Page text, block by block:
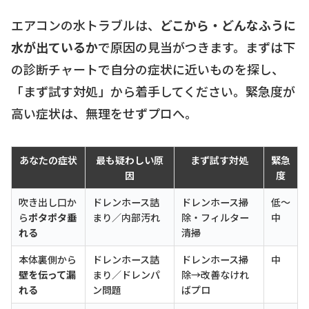
エアコンの水トラブルは、 どこから・どんなふうに
水が出ているかで原因の見当がつきます。まずは下
の診断チャートで自分の症状に近いものを探し、
「まず試す対処」から着手してください。緊急度が
高い症状は、無理をせずプロへ。
あなたの症状
最も疑わしい原
因
まず試す対処
緊急
度
吹き出し口か
らポタポタ垂
れる
ドレンホース詰
まり／内部汚れ
ドレンホース掃
除・フィルター
清掃
低〜
中
本体裏側から
壁を伝って漏
れる
ドレンホース詰
まり／ドレンパ
ン問題
ドレンホース掃
除→改善なけれ
ばプロ
中